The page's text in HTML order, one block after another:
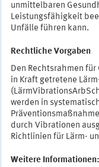
unmittelbaren
Leistungsfähigkeit
Unfälle führen kann.
Rechtliche Vorgaben
Den Rechtsrahmen
in Kraft getretene
werden in
durch Vibrationen
Richtlinien für Lärm-
Weitere Informationen: